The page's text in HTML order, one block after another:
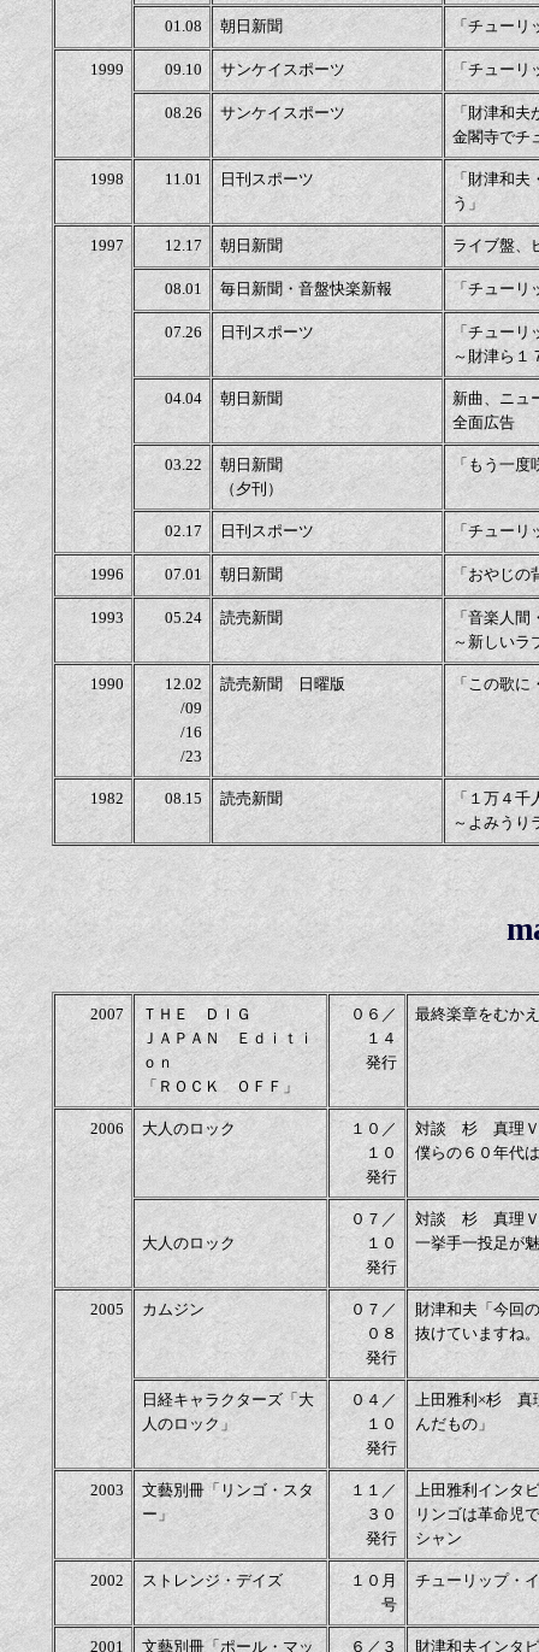
01.08 朝日新聞 「チュー
1999 09.10 サンケイスポーツ 「チューリ
08.26 サンケイスポーツ
「財津和夫
金閣寺でチ
1998 11.01 日刊スポーツ
「財津和夫
う」
1997 12.17 朝日新聞 ライブ盤、
08.01 毎日新聞・音盤快楽新報 「チューリ
07.26 日刊スポーツ
「チューリ
～財津ら１
04.04 朝日新聞
新曲、ニュ
全面広告
03.22
朝日新聞
（夕刊）
「もう一
02.17 日刊スポーツ 「チューリ
1996 07.01 朝日新聞 「おやじの
1993 05.24 読売新聞
「音楽人
～新しいラ
1990
12.02
/09
/16
/23
読売新聞 日曜版 「この歌に
1982 08.15 読売新聞
「１万４千
～よみうり
2007
ＴＨＥ ＤＩＧ
ＪＡＰＡＮ Ｅｄｉｔｉ
ｏｎ
「ＲＯＣＫ ＯＦＦ」
０６／
１４
発行
最終楽章をむか
2006 大人のロック
１０／
１０
発行
対談 杉 真理Ｖ
僕らの６０年代
大人のロック
０７／
１０
発行
対談 杉 真理Ｖ
一挙手一投足が
2005 カムジン
０７／
０８
発行
財津和夫「今回
抜けていますね
日経キャラクターズ「大
人のロック」
０４／
１０
発行
上田雅利×杉 真
んだもの」
2003
文藝別冊「リンゴ・スタ
ー」
１１／
３０
発行
上田雅利インタ
リンゴは革命児
シャン
2002 ストレンジ・デイズ
１０月
号
チューリップ・
2001 文藝別冊「ポール・マッ ６／３ 財津和夫インタ